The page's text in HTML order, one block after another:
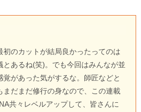
初のカットが結局良かったってのは
とあるね(笑)。でも今回はみんなが並
覚があった気がするな。師匠などと
まだまだ修行の身なので、この連載
共々レベルアップして、皆さんに